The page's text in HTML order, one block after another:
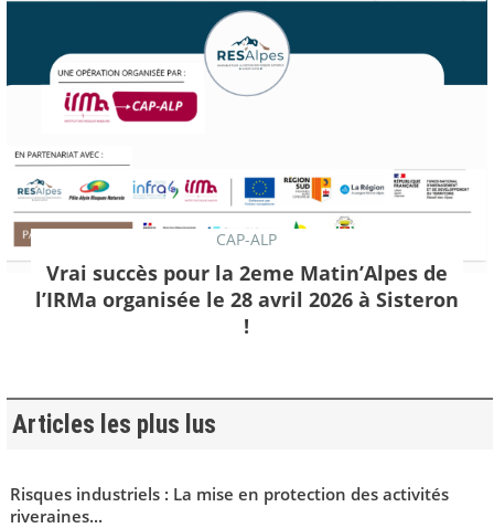
CAP-ALP
Vrai succès pour la 2eme Matin’Alpes de
l’IRMa organisée le 28 avril 2026 à Sisteron
!
Articles les plus lus
Risques industriels : La mise en protection des activités
riveraines...